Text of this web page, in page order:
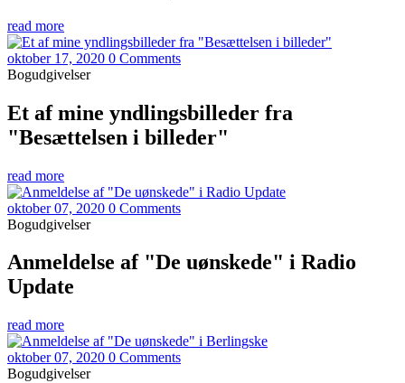
read more
oktober 17, 2020 0 Comments
Bogudgivelser
Et af mine yndlingsbilleder fra
"Besættelsen i billeder"
read more
oktober 07, 2020 0 Comments
Bogudgivelser
Anmeldelse af "De uønskede" i Radio
Update
read more
oktober 07, 2020 0 Comments
Bogudgivelser